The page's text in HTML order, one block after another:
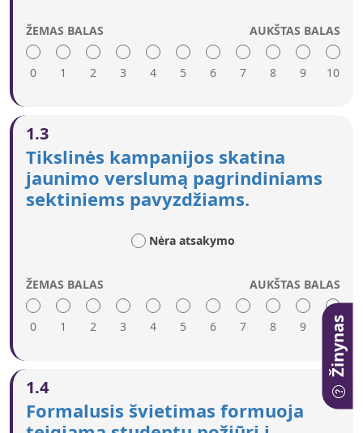
Žinynas
ŽEMAS BALAS
0 1 2 3 4 5 6 7 8 9
AUKŠTAS BALAS
10
grupėms.
Kampanijomis siekiama įkvėpti jaunimą ir
pasinaudoti jaunimo iš skirtingų grupių talentu.
Jauniems verslininkams, turintiems skirtingos
pristatyti pasitelkiamos sėkmės istorijos, sektini
Jaunimo dėmesį bandoma pritraukti per
atitinkamus žiniasklaidos ir interneto kanalus.
1.3
Tikslinės kampanijos skatina
jaunimo verslumą pagrindiniams
sektiniems pavyzdžiams.
Nėra atsakymo
ŽEMAS BALAS
0 1 2 3 4 5 6 7 8 9
AUKŠTAS BALAS
10
tėvus ir mokytojus apie jaunimo verslumą.
1.4
Formalusis švietimas formuoja